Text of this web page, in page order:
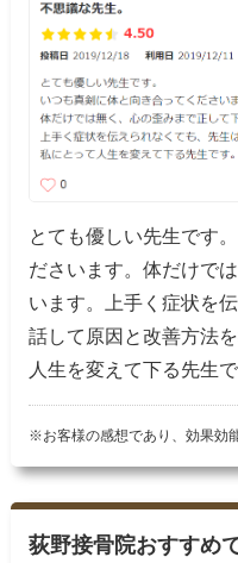
とても優しい先生です
ださいます。体だけで
います。上手く症状を
話して原因と改善方法
人生を変えて下る先生で
※お客様の感想であり、効果効
荻野接骨院おすすめ